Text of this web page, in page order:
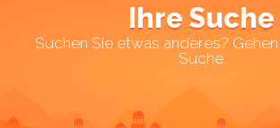
Ihre Suche
Suchen Sie etwas anderes?
Suche